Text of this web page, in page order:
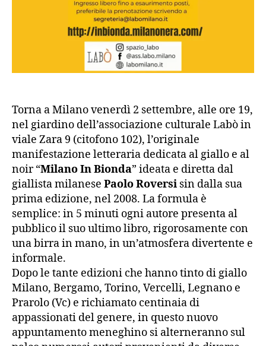
Torna a Milano venerdì 2 settembre, alle ore 19,
nel giardino dell’associazione culturale Labò in
viale Zara 9 (citofono 102), l’originale
manifestazione letteraria dedicata al giallo e al
noir “Milano In Bionda” ideata e diretta dal
giallista milanese Paolo Roversi sin dalla sua
prima edizione, nel 2008. La formula è
semplice: in 5 minuti ogni autore presenta al
pubblico il suo ultimo libro, rigorosamente con
una birra in mano, in un’atmosfera divertente e
informale.
Dopo le tante edizioni che hanno tinto di giallo
Milano, Bergamo, Torino, Vercelli, Legnano e
Prarolo (Vc) e richiamato centinaia di
appassionati del genere, in questo nuovo
appuntamento meneghino si alterneranno sul